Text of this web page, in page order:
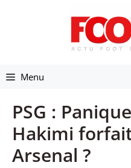
Menu
PSG :
Hakimi
Arsenal ?